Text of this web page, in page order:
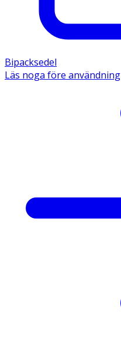
Bipacksedel
Läs noga före användning